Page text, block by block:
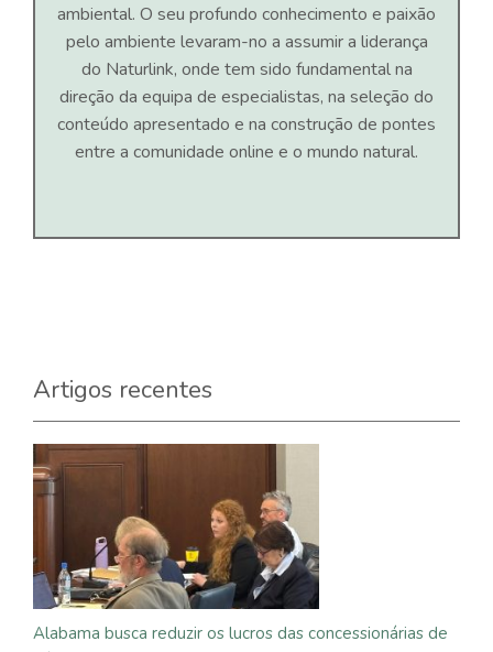
ambiental. O seu profundo conhecimento e paixão
pelo ambiente levaram-no a assumir a liderança
do Naturlink, onde tem sido fundamental na
direção da equipa de especialistas, na seleção do
conteúdo apresentado e na construção de pontes
entre a comunidade online e o mundo natural.
Artigos recentes
Alabama busca reduzir os lucros das concessionárias de